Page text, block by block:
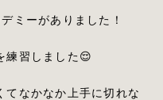
ミーがありました！
練習しました😌
てなかなか上手に切れな